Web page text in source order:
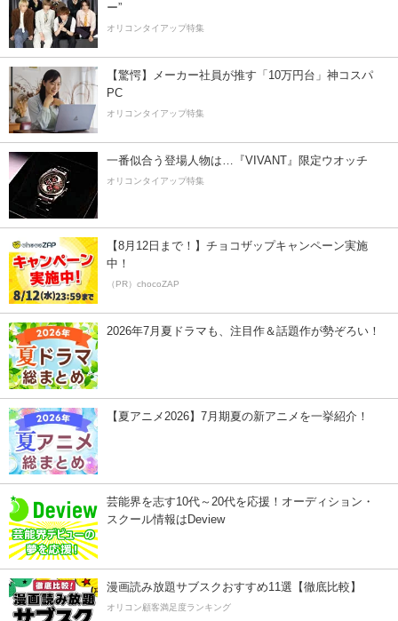
ー”
オリコンタイアップ特集
【驚愕】メーカー社員が推す「10万円台」神コスパ
PC
オリコンタイアップ特集
一番似合う登場人物は…『VIVANT』限定ウオッチ
オリコンタイアップ特集
【8月12日まで！】チョコザップキャンペーン実施
中！
（PR）chocoZAP
2026年7月夏ドラマも、注目作＆話題作が勢ぞろい！
【夏アニメ2026】7月期夏の新アニメを一挙紹介！
芸能界を志す10代～20代を応援！オーディション・
スクール情報はDeview
漫画読み放題サブスクおすすめ11選【徹底比較】
オリコン顧客満足度ランキング